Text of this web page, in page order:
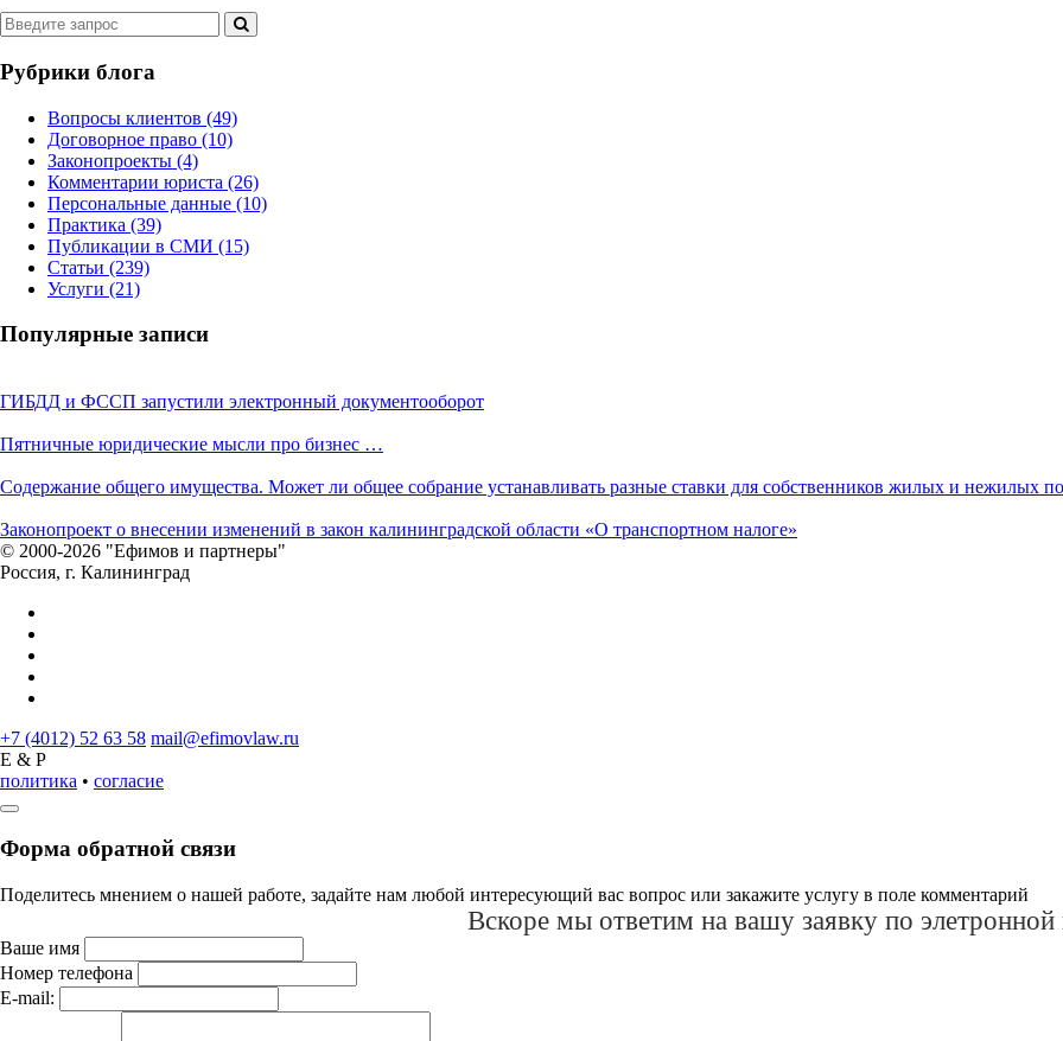
Рубрики блога
Вопросы клиентов (49)
Договорное право (10)
Законопроекты (4)
Комментарии юриста (26)
Персональные данные (10)
Практика (39)
Публикации в СМИ (15)
Статьи (239)
Услуги (21)
Популярные записи
ГИБДД и ФССП запустили электронный документооборот
Пятничные юридические мысли про бизнес …
Содержание общего имущества. Может ли общее собрание устанавливать разные ставки для собственников жилых и нежилых
Законопроект о внесении изменений в закон калининградской области «О транспортном налоге»
© 2000-2026 "Ефимов и партнеры"
Россия, г. Калининград
+7 (4012) 52 63 58 mail@efimovlaw.ru
E & P
политика • согласие
Форма обратной связи
Поделитесь мнением о нашей работе, задайте нам любой интересующий вас вопрос или закажите услугу в поле комментарий
Вскоре мы ответим на вашу заявку по элетронной
Ваше имя
Номер телефона
E-mail: